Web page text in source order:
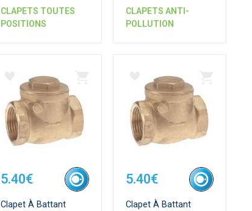
Joint Nbr - Série
étoile
CLAPETS TOUTES
POSITIONS
CLAPETS ANTI-
POLLUTION
5.40€
Clapet À Battant
5.40€
Clapet À Battant